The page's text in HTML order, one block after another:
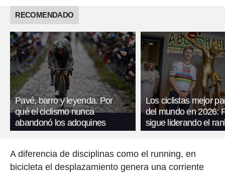
RECOMENDADO
Pavé, barro y leyenda. Por
qué el ciclismo nunca
abandonó los adoquines
Los ciclistas mejor
del mundo en 2026:
sigue liderando el
A diferencia de disciplinas como el running, en
bicicleta el desplazamiento genera una corriente